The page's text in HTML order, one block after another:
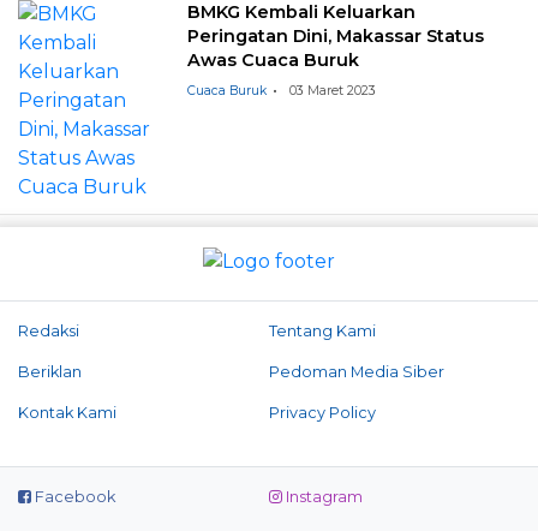
BMKG Kembali Keluarkan
Peringatan Dini, Makassar Status
Awas Cuaca Buruk
Cuaca Buruk 03 Maret 2023
Redaksi Tentang Kami
Beriklan Pedoman Media Siber
Kontak Kami Privacy Policy
Facebook Instagram